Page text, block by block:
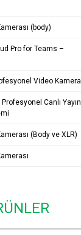
(body)
Pro for Teams –
Video Kamera
Canlı Yayın
(Body ve XLR)